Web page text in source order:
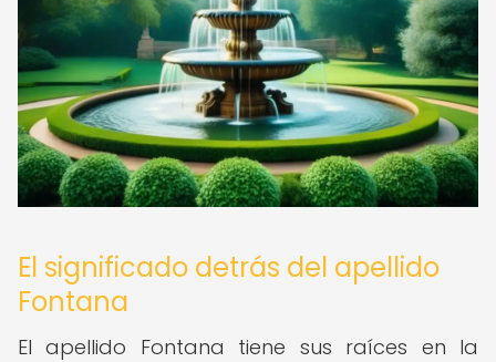
El significado detrás del apellido
Fontana
El apellido Fontana tiene sus raíces en la